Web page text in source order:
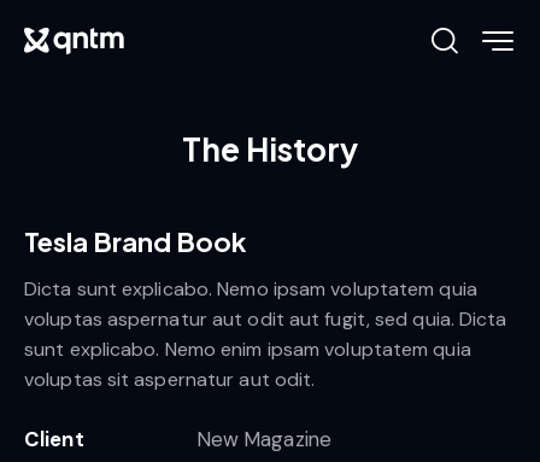
The History
Tesla Brand Book
Dicta sunt explicabo. Nemo ipsam voluptatem quia
voluptas aspernatur aut odit aut fugit, sed quia. Dicta
sunt explicabo. Nemo enim ipsam voluptatem quia
voluptas sit aspernatur aut odit.
Client
New Magazine